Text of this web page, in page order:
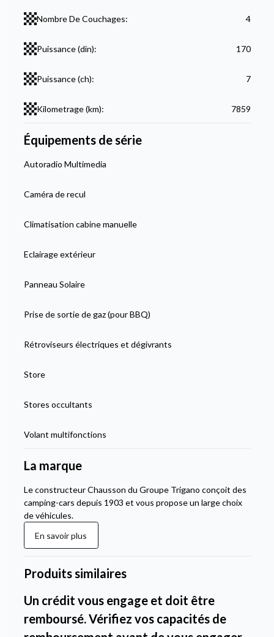
Nombre De Couchages: 4
Puissance (din): 170
Puissance (ch): 7
Kilometrage (km): 7859
Équipements de série
Autoradio Multimedia
Caméra de recul
Climatisation cabine manuelle
Eclairage extérieur
Panneau Solaire
Prise de sortie de gaz (pour BBQ)
Rétroviseurs électriques et dégivrants
Store
Stores occultants
Volant multifonctions
La marque
Le constructeur Chausson du Groupe Trigano conçoit des
camping-cars depuis 1903 et vous propose un large choix
de véhicules.
En savoir plus
Produits similaires
Un crédit vous engage et doit être
remboursé. Vérifiez vos capacités de